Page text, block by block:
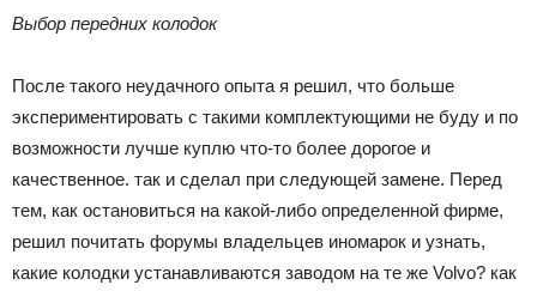
Выбор передних колодок
После такого неудачного опыта я решил, что больше
экспериментировать с такими комплектующими не буду и по
возможности лучше куплю что-то более дорогое и
качественное. так и сделал при следующей замене. Перед
тем, как остановиться на какой-либо определенной фирме,
решил почитать форумы владельцев иномарок и узнать,
какие колодки устанавливаются заводом на те же Volvo? как